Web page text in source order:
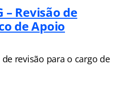
– Revisão de
de Apoio
revisão para o cargo de